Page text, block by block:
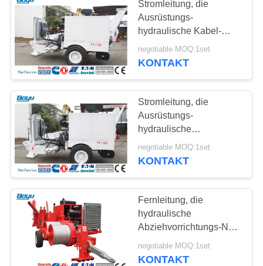
Stromleitung, die
Ausrüstungs-
hydraulische Kabel-
Abziehvorrichtung
deutsche Hauptpumpe
negotiable MOQ:1set
KONTAKT
Stromleitung, die
Ausrüstungs-
hydraulische
Abziehvorrichtungs-
hochziehenden
negotiable MOQ:1set
KONTAKT
Fernleitung, die
hydraulische
Abziehvorrichtungs-Nut
Nr. 10 der Ausrüstungs-
180kN aufreiht
negotiable MOQ:1set
KONTAKT